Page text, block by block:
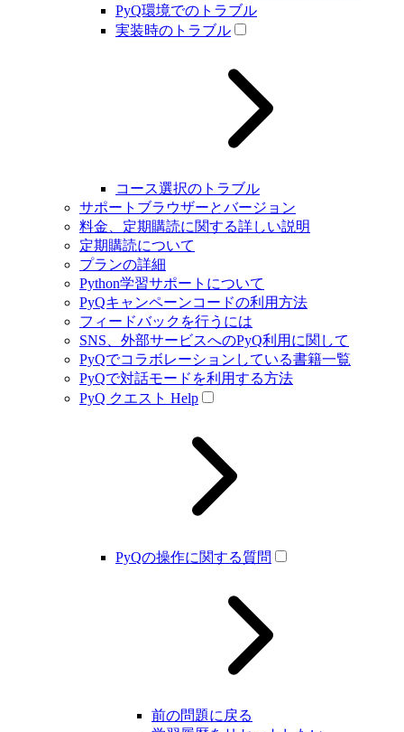
PyQ環境でのトラブル
実装時のトラブル
コース選択のトラブル
サポートブラウザーとバージョン
料金、定期購読に関する詳しい説明
定期購読について
プランの詳細
Python学習サポートについて
PyQキャンペーンコードの利用方法
フィードバックを行うには
SNS、外部サービスへのPyQ利用に関して
PyQでコラボレーションしている書籍一覧
PyQで対話モードを利用する方法
PyQ クエスト Help
PyQの操作に関する質問
前の問題に戻る